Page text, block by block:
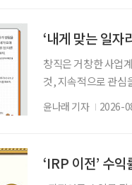
‘내게 맞는 일자
창직은 거창한 사업
것, 지속적으로 관심
동부·한국고용정보
재구성. STEP 1.
윤나래 기자 2026-
‘IRP 이전’ 수익